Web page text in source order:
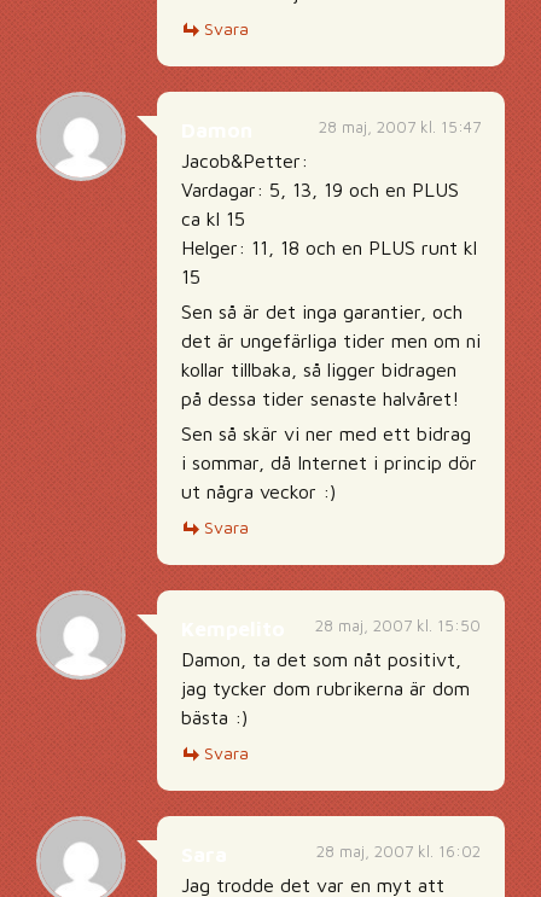
Svara
28 maj, 2007 kl. 15:47
Jacob&Petter:
Vardagar: 5, 13, 19 och en PLUS
ca kl 15
Helger: 11, 18 och en PLUS runt kl
15
Sen så är det inga garantier, och
det är ungefärliga tider men om ni
kollar tillbaka, så ligger bidragen
på dessa tider senaste halvåret!
Sen så skär vi ner med ett bidrag
i sommar, då Internet i princip dör
ut några veckor :)
Svara
28 maj, 2007 kl. 15:50
Damon, ta det som nåt positivt,
jag tycker dom rubrikerna är dom
bästa :)
Svara
28 maj, 2007 kl. 16:02
Jag trodde det var en myt att